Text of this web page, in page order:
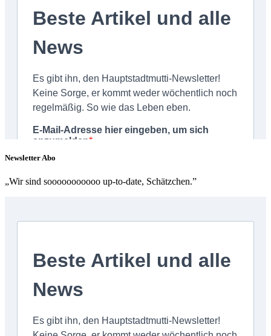
Newsletter Abo
„Wir sind sooooooooooo up-to-date, Schätzchen.”